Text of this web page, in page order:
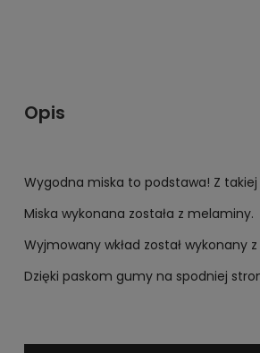
Opis
Wygodna miska to podstawa! Z
Miska wykonana została z
Wyjmowany wkład został wykonany
Dzięki paskom gumy na spodniej